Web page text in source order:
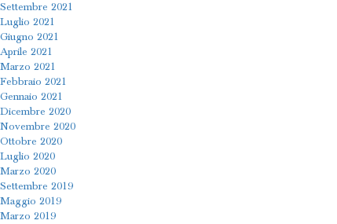
Settembre 2021
Luglio 2021
Giugno 2021
Aprile 2021
Marzo 2021
Febbraio 2021
Gennaio 2021
Dicembre 2020
Novembre 2020
Ottobre 2020
Luglio 2020
Marzo 2020
Settembre 2019
Maggio 2019
Marzo 2019